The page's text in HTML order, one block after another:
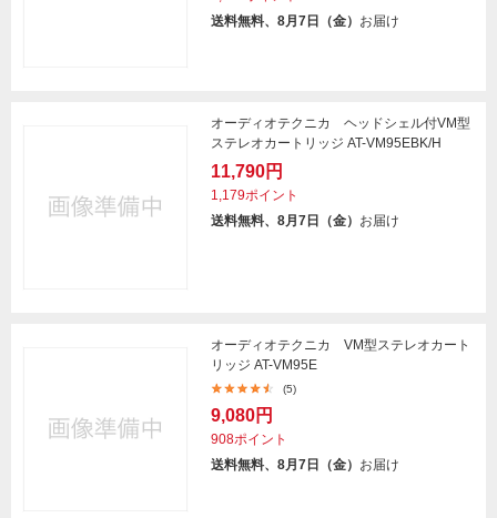
送料無料、8月7日（金） お届け
オーディオテクニカ ヘッドシェル付VM型
ステレオカートリッジ AT-VM95EBK/H
11,790円
1,179ポイント
送料無料、8月7日（金） お届け
オーディオテクニカ VM型ステレオカート
リッジ AT-VM95E
(5)
9,080円
908ポイント
送料無料、8月7日（金） お届け